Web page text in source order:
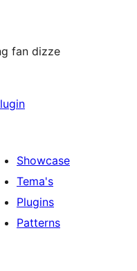
fan dizze
Showcase
Tema's
Plugins
Patterns